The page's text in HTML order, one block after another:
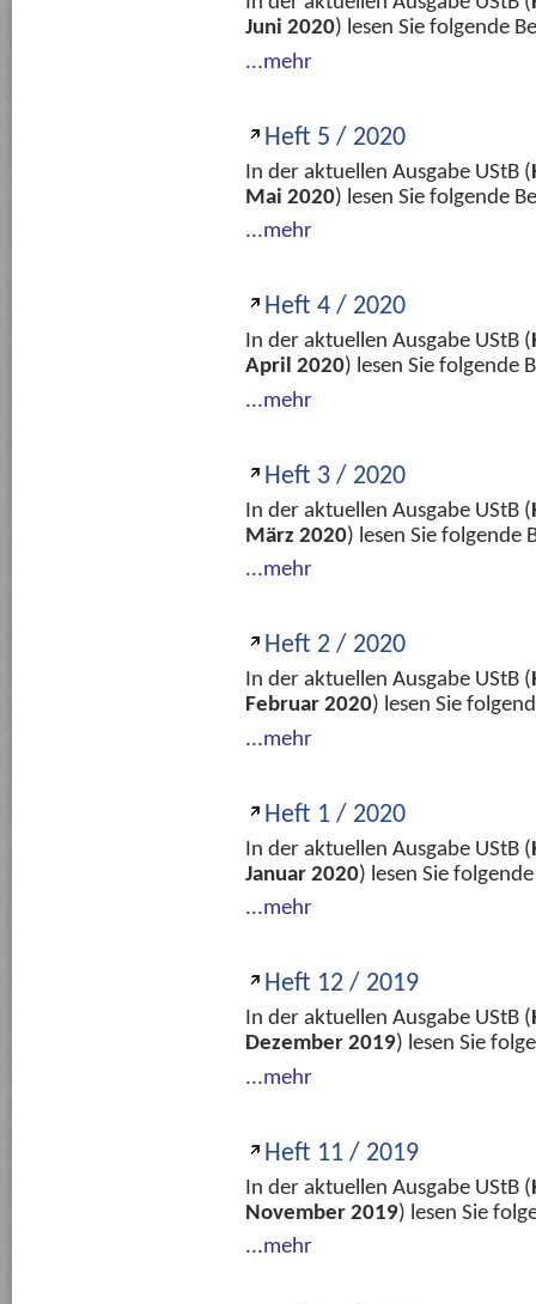
Juni 2020) lesen Sie folgende
...mehr
Heft 5 / 2020
In der aktuellen Ausgabe UStB (
Mai 2020) lesen Sie folgende
...mehr
Heft 4 / 2020
In der aktuellen Ausgabe UStB (
April 2020) lesen Sie folgende
...mehr
Heft 3 / 2020
In der aktuellen Ausgabe UStB (
März 2020) lesen Sie folgende
...mehr
Heft 2 / 2020
In der aktuellen Ausgabe UStB (
Februar 2020) lesen Sie
...mehr
Heft 1 / 2020
In der aktuellen Ausgabe UStB (
Januar 2020) lesen Sie
...mehr
Heft 12 / 2019
In der aktuellen Ausgabe UStB (
Dezember 2019) lesen Sie
...mehr
Heft 11 / 2019
In der aktuellen Ausgabe UStB (
November 2019) lesen Sie
...mehr